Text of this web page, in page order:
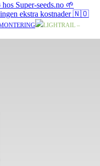
Super-seeds.no 🌱
ekstra kostnader 🇳🇴
LIGHTRAIL –